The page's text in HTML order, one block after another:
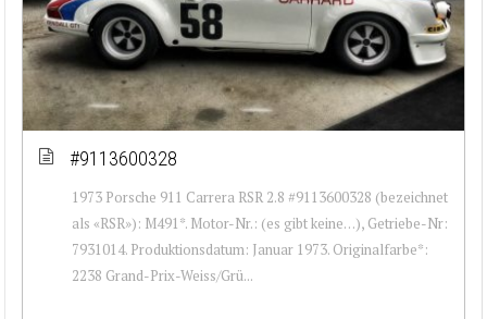
#9113600328
1973 Porsche 911 Carrera RSR 2.8 #9113600328 (bezeichnet
als «RSR»): M491*. Motor-Nr.: (es gibt keine…), Getriebe-Nr:
7931014. Produktionsdatum: Januar 1973. Originalfarbe*:
2238 Grand-Prix-Weiss/Grü...